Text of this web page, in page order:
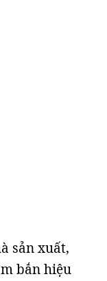
sản xuất,
bắn hiệu